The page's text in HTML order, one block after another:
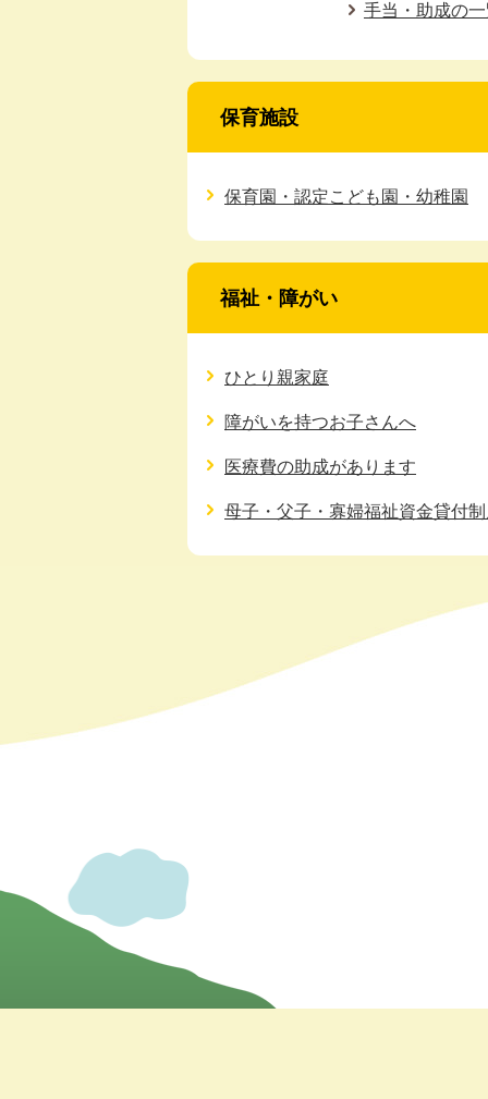
手当・助成の
保育施設
保育園・認定こども園・幼稚園
福祉・障がい
ひとり親家庭
障がいを持つお子さんへ
医療費の助成があります
母子・父子・寡婦福祉資金貸付